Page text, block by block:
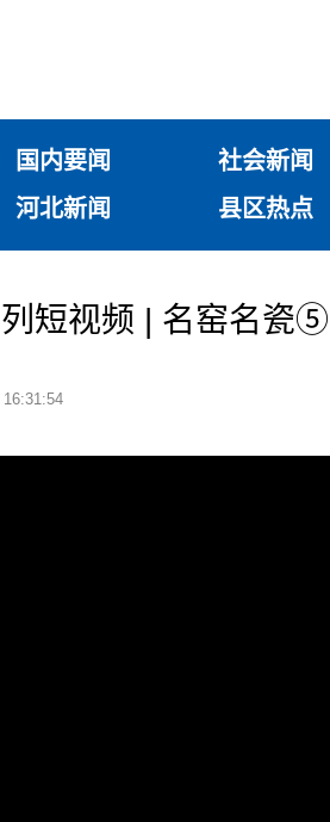
国内要闻 社会新闻
河北新闻 县区热点
列短视频 | 名窑名瓷
16:31:54